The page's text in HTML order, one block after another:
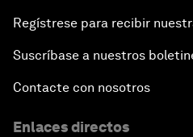
Regístrese para recibir
Suscríbase a nuestros
Contacte con nosotros
Enlaces directos